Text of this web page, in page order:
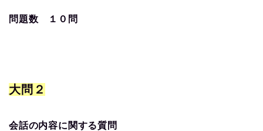
問題数 １０問
大問２
会話の内容に関する質問